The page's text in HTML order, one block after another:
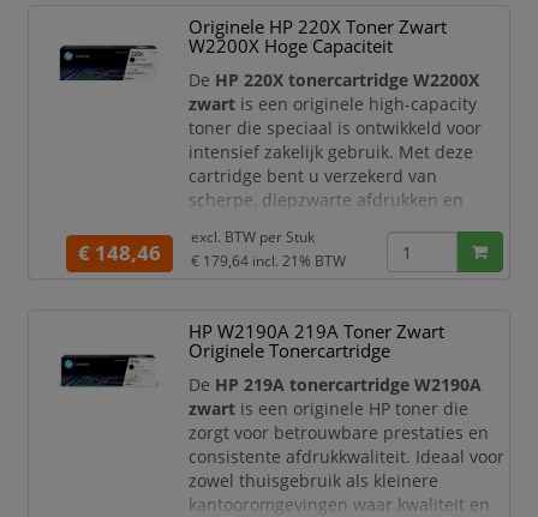
documenten die lang bewaard moeten
blijven en niet
Originele HP 220X Toner Zwart
W2200X Hoge Capaciteit
De HP 220X tonercartridge W2200X
zwart is een originele high-capacity
toner die speciaal is ontwikkeld voor
intensief zakelijk gebruik. Met deze
cartridge bent u verzekerd van
scherpe, diepzwarte afdrukken en
printvolumes.
van de eerste tot de laatste pagina.
Ideaal voor kantoren, administraties en
werkomgevingen waar productivi
€ 148,46
excl. BTW per Stuk
€ 179,64 incl. 21% BTW
HP W2190A 219A Toner Zwart
Originele Tonercartridge
De HP 219A tonercartridge W2190A
zwart is een originele HP toner die
zorgt voor betrouwbare prestaties en
consistente afdrukkwaliteit. Ideaal voor
zowel thuisgebruik als kleinere
kantooromgevingen waar kwaliteit en